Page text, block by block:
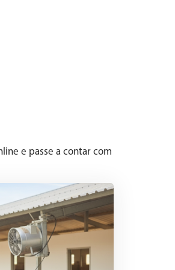
e passe a contar com